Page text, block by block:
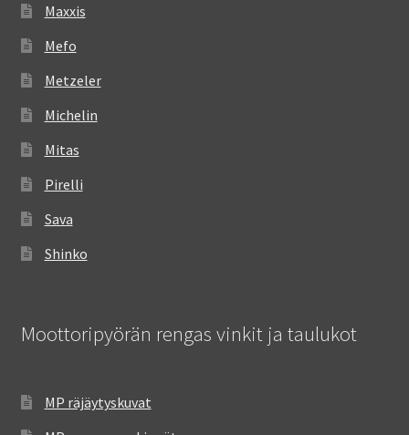
Maxxis
Mefo
Metzeler
Michelin
Mitas
Pirelli
Sava
Shinko
Moottoripyörän rengas vinkit ja taulukot
MP räjäytyskuvat